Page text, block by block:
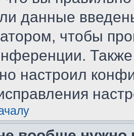
данные
чтобы
настроил